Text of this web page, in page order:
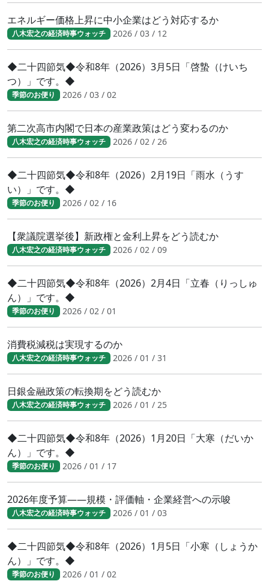
エネルギー価格上昇に中小企業はどう対応するか
八木宏之の経済時事ウォッチ 2026 / 03 / 12
◆二十四節気◆令和8年（2026）3月5日「啓蟄（けいち
つ）」です。◆
季節のお便り 2026 / 03 / 02
第二次高市内閣で日本の産業政策はどう変わるのか
八木宏之の経済時事ウォッチ 2026 / 02 / 26
◆二十四節気◆令和8年（2026）2月19日「雨水（うす
い）」です。◆
季節のお便り 2026 / 02 / 16
【衆議院選挙後】新政権と金利上昇をどう読むか
八木宏之の経済時事ウォッチ 2026 / 02 / 09
◆二十四節気◆令和8年（2026）2月4日「立春（りっしゅ
ん）」です。◆
季節のお便り 2026 / 02 / 01
消費税減税は実現するのか
八木宏之の経済時事ウォッチ 2026 / 01 / 31
日銀金融政策の転換期をどう読むか
八木宏之の経済時事ウォッチ 2026 / 01 / 25
◆二十四節気◆令和8年（2026）1月20日「大寒（だいか
ん）」です。◆
季節のお便り 2026 / 01 / 17
2026年度予算――規模・評価軸・企業経営への示唆
八木宏之の経済時事ウォッチ 2026 / 01 / 03
◆二十四節気◆令和8年（2026）1月5日「小寒（しょうか
ん）」です。◆
季節のお便り 2026 / 01 / 02